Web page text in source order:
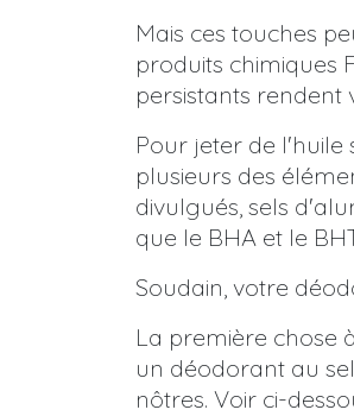
Mais ces touches
produits chimiques
persistants rendent
Pour jeter de
plusieurs des
divulgués, sels
que le BHA et le
Soudain, votre
La première chose
un déodorant au
nôtres. Voir ci-